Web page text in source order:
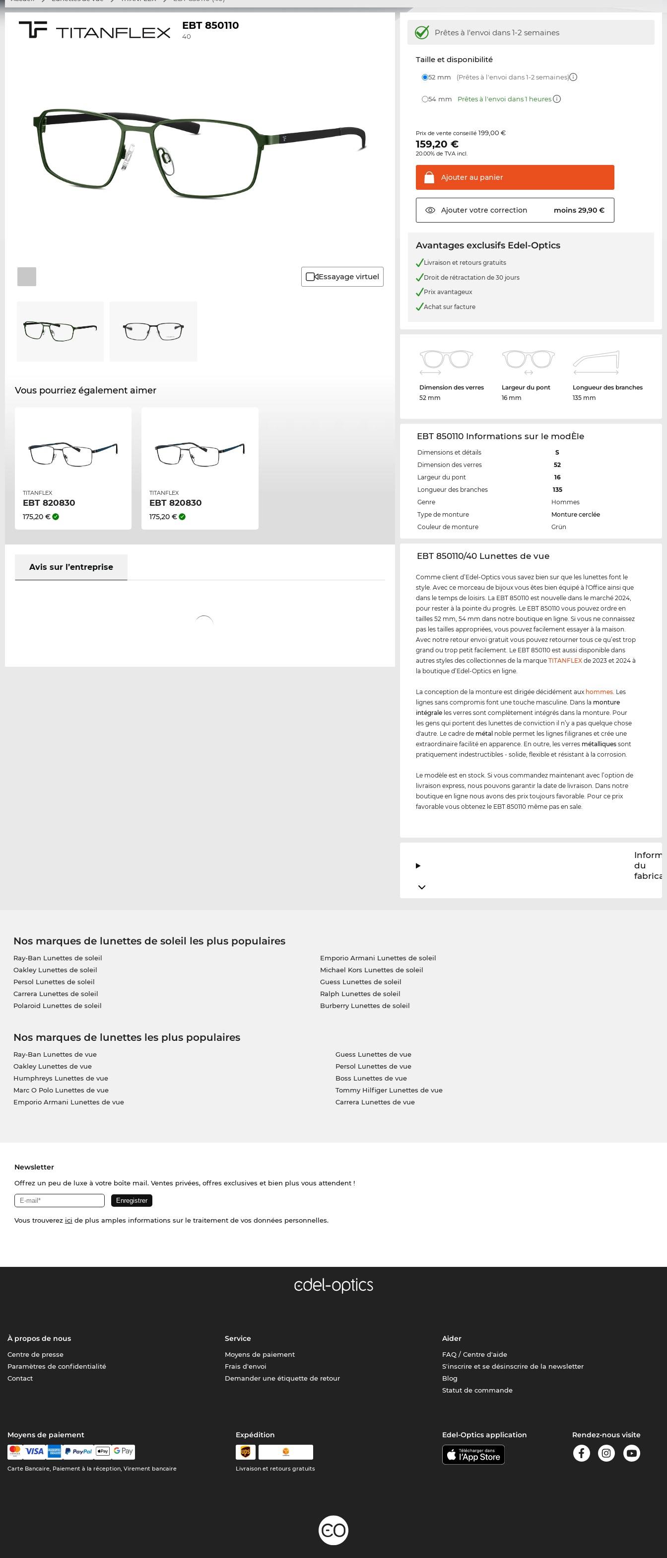
EBT 850110
40
Essayage virtuel
Vous pourriez également aimer
TITANFLEX
EBT 820830
175,20 €
TITANFLEX
EBT 820830
175,20 €
Avis sur l’entreprise
Prêtes à l'envoi dans 1-2 semaines
Taille et disponibilité
52 mm (Prêtes à l'envoi dans 1-2 semaines)
54 mm Prêtes à l'envoi dans 1 heures
Prix de vente conseillé199,00 €
159,20 €
20.00% de TVA incl.
Ajouter au panier
Ajouter votre correction moins 29,90 €
Avantages exclusifs Edel-Optics
Livraison et retours gratuits
Droit de rétractation de 30 jours
Prix avantageux
Achat sur facture
Dimension des verres
52 mm
Largeur du pont
16 mm
Longueur des branches
135 mm
EBT 850110 Informations sur le modÈle
Dimensions et détails
S
Dimension des verres
52
Largeur du pont
16
Longueur des branches
135
Genre
Hommes
Type de monture
Monture cerclée
Couleur de monture
Grün
‌EBT 850110/40 Lunettes de vue
Comme client d’Edel-Optics vous savez bien sur que les lunettes font le
style. Avec ce morceau de bijoux vous êtes bien équipé à l'Office ainsi que
dans le temps de loisirs. La EBT 850110 est nouvelle dans le marché 2024,
pour rester à la pointe du progrès. Le EBT 850110 vous pouvez ordre en
tailles 52 mm, 54 mm dans notre boutique en ligne. Si vous ne connaissez
pas les tailles appropriées, vous pouvez facilement essayer à la maison.
Avec notre retour envoi gratuit vous pouvez retourner tous ce qu’est trop
grand ou trop petit facilement. Le EBT 850110 est aussi disponible dans
autres styles des collectionnes de la marqueTITANFLEX de 2023 et 2024 à
la boutique d’Edel-Optics en ligne.
La conception de la monture est dirigée décidément aux hommes. Les
lignes sans compromis font une touche masculine. Dans la monture
intégrale les verres sont complètement intégrés dans la monture. Pour
les gens qui portent des lunettes de conviction il n’y a pas quelque chose
d'autre. Le cadre de métal noble permet les lignes filigranes et crée une
extraordinaire facilité en apparence. En outre, les verres métal liques sont
pratiquement indestructibles - solide, flexible et résistant à la corrosion.
Le modèle est en stock. Si vous commandez maintenant avec l’option de
livraison express, nous pouvons garantir la date de livraison. Dans notre
boutique en ligne nous avons des prix toujours favorable. Pour ce prix
favorable vous obtenez le EBT 850110 même pas en sale.
du
Nos marques de lunettes de soleil les plus populaires
Ray-Ban Lunettes de soleil
Oakley Lunettes de soleil
Persol Lunettes de soleil
Carrera Lunettes de soleil
Polaroid Lunettes de soleil
Emporio Armani Lunettes de soleil
Michael Kors Lunettes de soleil
Guess Lunettes de soleil
Ralph Lunettes de soleil
Burberry Lunettes de soleil
Nos marques de lunettes les plus populaires
Ray-Ban Lunettes de vue
Oakley Lunettes de vue
Humphreys Lunettes de vue
Marc O Polo Lunettes de vue
Emporio Armani Lunettes de vue
Guess Lunettes de vue
Persol Lunettes de vue
Boss Lunettes de vue
Tommy Hilfiger Lunettes de vue
Carrera Lunettes de vue
Newsletter
Offrez un peu de luxe à votre boîte mail. Ventes privées, offres exclusives et bien plus vous attendent !
Vous trouverez ici de plus amples informations sur le traitement de vos données personnelles.
À propos de nous
Centre de presse
Paramètres de confidentialité
Contact
Service
Moyens de paiement
Frais d'envoi
Demander une étiquette de retour
Aider
FAQ / Centre d'aide
S'inscrire et se désinscrire de la newsletter
Blog
Statut de commande
Moyens de paiement
Carte Bancaire, Paiement à la réception, Virement bancaire
Expédition
Livraison et retours gratuits
Edel-Optics application Rendez-nous visite